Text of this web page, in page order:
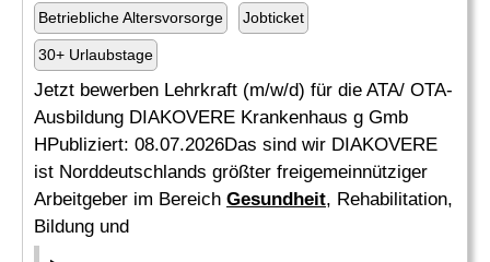
Betriebliche Altersvorsorge Jobticket
30+ Urlaubstage
Jetzt bewerben Lehrkraft (m/w/d) für die ATA/ OTA-
Ausbildung DIAKOVERE Krankenhaus g Gmb
HPubliziert: 08.07.2026Das sind wir DIAKOVERE
ist Norddeutschlands größter freigemeinnütziger
Arbeitgeber im Bereich Gesundheit, Rehabilitation,
Bildung und